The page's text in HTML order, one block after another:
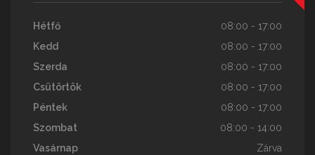
Hétfő
08:00 - 17:00
Kedd
08:00 - 17:00
Szerda
08:00 - 17:00
Csütörtök
08:00 - 17:00
Péntek
08:00 - 17:00
Szombat
08:00 - 14:00
Vasárnap
Zárva